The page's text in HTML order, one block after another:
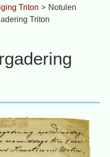
Triton > Notulen
Triton